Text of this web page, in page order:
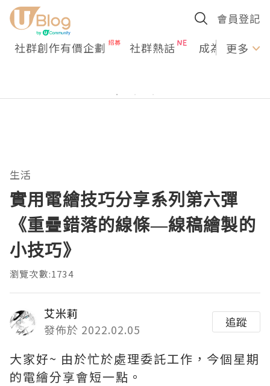
會員登記
社群創作有價企劃 社群熱話 成為U更多
生活
實用電繪技巧分享系列第六彈
《重疊錯落的線條—線稿繪製的
小技巧》
瀏覽次數:1734
艾米莉
發佈於 2022.02.05
追蹤
大家好~ 由於忙於處理委託工作，今個星期
的電繪分享會短一點。